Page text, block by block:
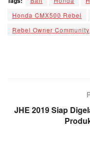
Honda CMX500 Rebel
Rebel Owner Community
JHE 2019 Siap